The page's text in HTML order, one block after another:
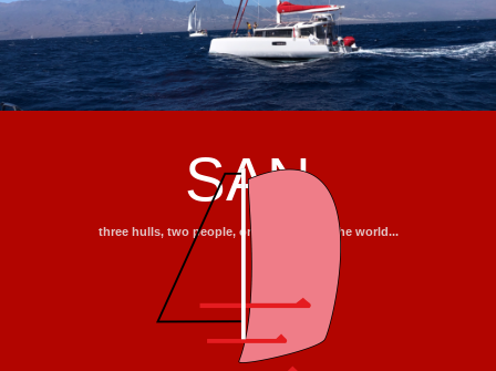
SAN
three hulls, two people, one trip around the world...